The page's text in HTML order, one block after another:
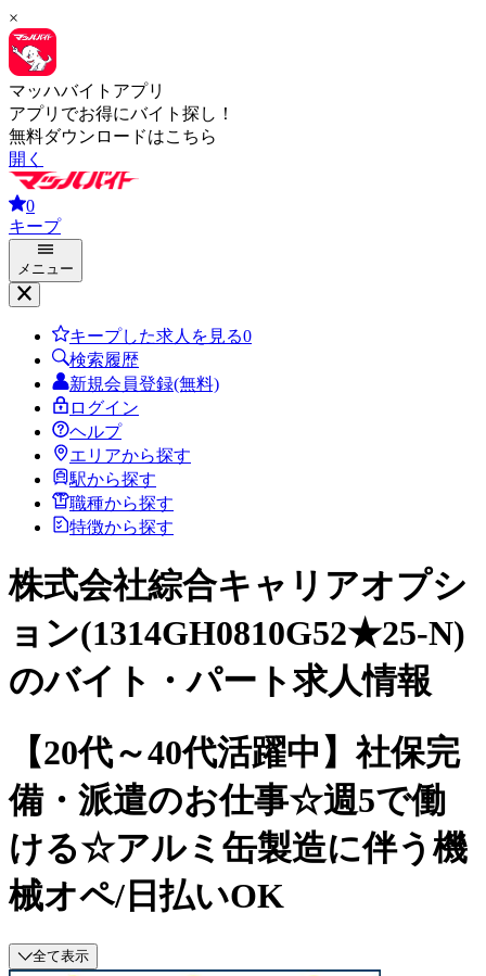
×
マッハバイトアプリ
アプリでお得にバイト探し！
無料ダウンロードはこちら
開く
0
キープ
メニュー
キープした求人を見る0
検索履歴
新規会員登録(無料)
ログイン
ヘルプ
エリアから探す
駅から探す
職種から探す
特徴から探す
株式会社綜合キャリアオプシ
ョン(1314GH0810G52★25-N)
のバイト・パート求人情報
【20代～40代活躍中】社保完
備・派遣のお仕事☆週5で働
ける☆アルミ缶製造に伴う機
械オペ/日払いOK
全て表示